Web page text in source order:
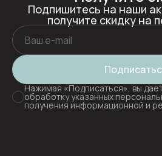
Подпишитесь на наши
получите скидку на
Нажимая «Подписаться», вы
обработку указанных
получения информационной и